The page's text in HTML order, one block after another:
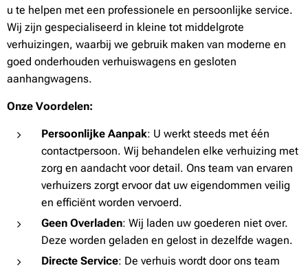
u te helpen met een professionele en persoonlijke service.
Wij zijn gespecialiseerd in kleine tot middelgrote
verhuizingen, waarbij we gebruik maken van moderne en
goed onderhouden verhuiswagens en gesloten
aanhangwagens.
Onze Voordelen:
Persoonlijke Aanpak: U werkt steeds met één
contactpersoon. Wij behandelen elke verhuizing met
zorg en aandacht voor detail. Ons team van ervaren
verhuizers zorgt ervoor dat uw eigendommen veilig
en efficiënt worden vervoerd.
Geen Overladen: Wij laden uw goederen niet over.
Deze worden geladen en gelost in dezelfde wagen.
Directe Service: De verhuis wordt door ons team